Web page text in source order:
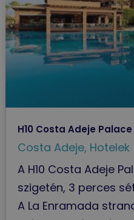
H10 Costa Adeje
Costa Adeje, Hotelek
A H10 Costa Adeje
szigetén, 3 perces
A La Enramada